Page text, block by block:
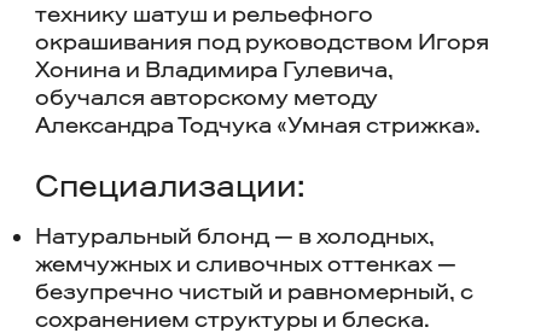
технику шатуш и рельефного
окрашивания под руководством Игоря
Хонина и Владимира Гулевича,
обучался авторскому методу
Александра Тодчука «Умная стрижка».
Специализации:
Натуральный блонд — в холодных,
жемчужных и сливочных оттенках —
безупречно чистый и равномерный, с
сохранением структуры и блеска.